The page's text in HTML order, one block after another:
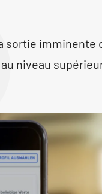
sortie imminente
niveau